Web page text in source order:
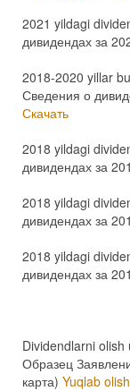
2021 yildagi
дивидендах за
2018-2020 yillar
Сведения о
Скачать
2018 yildagi
дивидендах за
2018 yildagi
дивидендах за
2018 yildagi
дивидендах за
Dividendlarni
Образец
карта) Yuqlab